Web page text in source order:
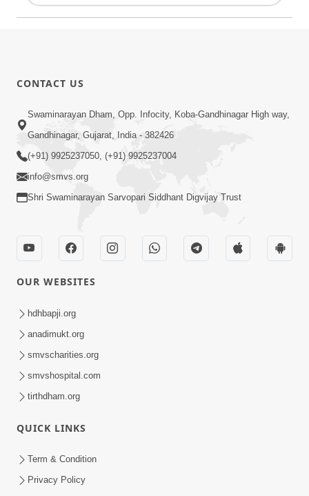
CONTACT US
Swaminarayan Dham, Opp. Infocity, Koba-Gandhinagar High way,
Gandhinagar, Gujarat, India - 382426
(+91) 9925237050, (+91) 9925237004
info@smvs.org
Shri Swaminarayan Sarvopari Siddhant Digvijay Trust
OUR WEBSITES
hdhbapji.org
anadimukt.org
smvscharities.org
smvshospital.com
tirthdham.org
QUICK LINKS
Term & Condition
Privacy Policy